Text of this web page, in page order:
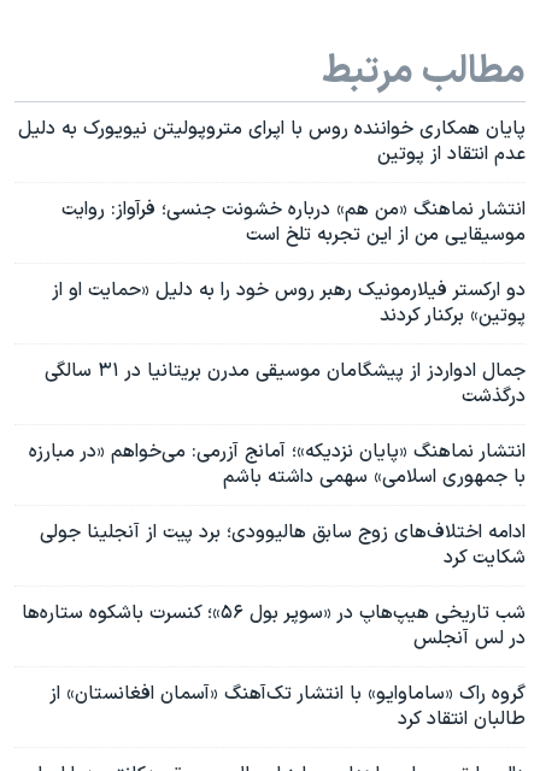
مطالب مرتبط
پایان همکاری خواننده روس با اپرای متروپولیتن نیویورک به دلیل
عدم انتقاد از پوتین
انتشار نماهنگ «من هم» درباره خشونت جنسی؛ فرآواز: روایت
موسیقایی من از این تجربه تلخ است
دو ارکستر فیلارمونیک رهبر روس خود را به دلیل «حمایت او از
پوتین» برکنار کردند
جمال ادواردز از پیشگامان موسیقی مدرن بریتانیا در ۳۱ سالگی
درگذشت
انتشار نماهنگ «پایان نزدیکه»؛ آمانج آزرمی: می‌خواهم «در مبارزه
با جمهوری اسلامی» سهمی داشته باشم
ادامه اختلاف‌های زوج سابق هالیوودی؛ برد پیت از آنجلینا جولی
شکایت کرد
شب تاریخی هیپ‌هاپ در «سوپر بول ۵۶»؛ کنسرت باشکوه ستاره‌ها
در لس آنجلس
گروه راک «ساماوایو» با انتشار تک‌آهنگ «آسمان افغانستان» از
طالبان انتقاد کرد